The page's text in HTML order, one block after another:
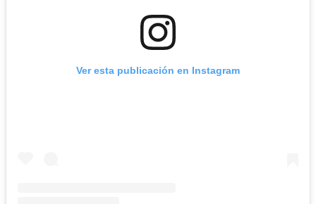
Ver esta publicación en Instagram